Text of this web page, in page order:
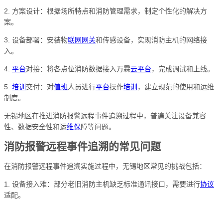
2. 方案设计：根据场所特点和消防管理需求，制定个性化的解决方
案。
3. 设备部署：安装物联网 网关和传感设备，实现消防主机的网络接
入。
4. 平台对接：将各点位消防数据接入万霖云平台，完成调试和上线。
5. 培训 交付：对值班人员进行平台操作培训 ，建立规范的使用和运维
制度。
无锡地区在推进消防报警远程事件追溯过程中，普遍关注设备兼容
性、数据安全性和运维保障等问题。
消防报警远程事件追溯的常见问题
在消防报警远程事件追溯实施过程中，无锡地区常见的挑战包括：
1. 设备接入难：部分老旧消防主机缺乏标准通讯接口，需要进行协议
适配。